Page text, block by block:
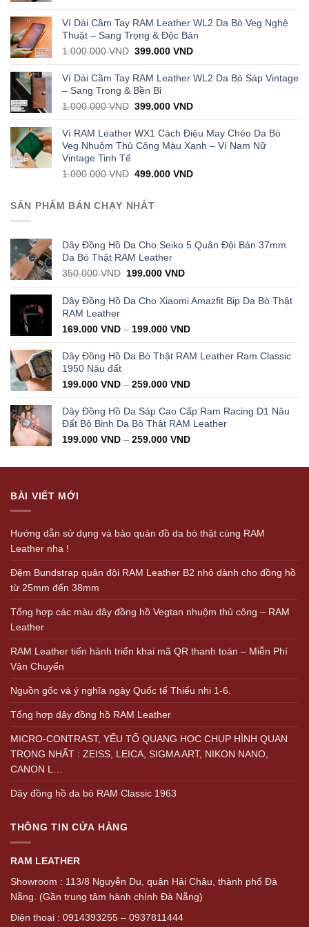
was:
1.000.000 VND.
is:
429.000 VND.
Ví Dài Cầm Tay RAM Leather WL2 Da Bò Veg Nghệ
Thuật – Sang Trọng & Độc Bản
1.000.000VND Original
was:
1.000.000 VND.
399.000VNDCurrent
is:
Ví Dài Cầm Tay RAM Leather WL2 Da Bò Sáp Vintage
– Sang Trọng & Bền Bỉ
1.000.000VND Original
was:
1.000.000 VND.
399.000VNDCurrent
is:
399.000 VND.
Ví RAM Leather WX1 Cách Điệu May Chéo Da Bò
Veg Nhuộm Thủ Công Màu Xanh – Ví Nam Nữ
Vintage Tinh Tế
1.000.000VND Original
was:
1.000.000 VND.
499.000VNDCurrent
SẢN PHẨM BÁN CHẠY NHẤT
Dây Đồng Hồ Da Cho Seiko 5 Quân Đội Bản 37mm
Da Bò Thật RAM Leather
350.000VND Original
was:
199.000VNDCurrent
is:
199.000 VND.
Dây Đồng Hồ Da Cho Xiaomi Amazfit Bip Da Bò Thật
RAM Leather
169.000 VND – 199.000 VND
Dây Đồng Hồ Da Bò Thật RAM Leather Ram Classic
1950 Nâu đất
199.000 VND – 259.000 VND
Dây Đồng Hồ Da Sáp Cao Cấp Ram Racing D1 Nâu
Đất Bộ Binh Da Bò Thật RAM Leather
199.000 VND – 259.000 VND
BÀI VIẾT MỚI
Hướng dẫn sử dụng và bảo quản đồ da bò thật cùng RAM
Leather nha !
Đệm Bundstrap quân đội RAM Leather B2 nhỏ dành cho đồng hồ
từ 25mm đến 38mm
Tổng hợp các màu dây đồng hồ Vegtan nhuộm thủ công – RAM
Leather
RAM Leather tiến hành triển khai mã QR thanh toán – Miễn Phí
Vận Chuyển
Nguồn gốc và ý nghĩa ngày Quốc tế Thiếu nhi 1-6.
Tổng hợp dây đồng hồ RAM Leather
MICRO-CONTRAST, YẾU TỐ QUANG HỌC CHỤP HÌNH QUAN
TRỌNG NHẤT : ZEISS, LEICA, SIGMA ART, NIKON NANO,
CANON L…
Dây đồng hồ da bò RAM Classic 1963
THÔNG TIN CỬA HÀNG
RAM LEATHER
Showroom : 113/8 Nguyễn Du, quận Hải Châu, thành phố Đà
Nẵng. (Gần trung tâm hành chính Đà Nẵng)
Điện thoại : 0914393255 – 0937811444